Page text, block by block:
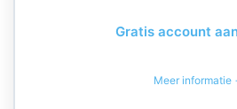
Gratis account
Meer informatie